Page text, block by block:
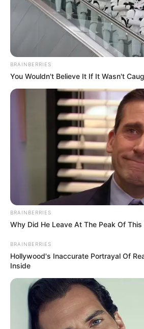
BRAINBERRIES
You Wouldn't Believe It If It Wasn't
BRAINBERRIES
Why Did He Leave At The Peak Of This
BRAINBERRIES
Hollywood's Inaccurate Portrayal Of
Inside